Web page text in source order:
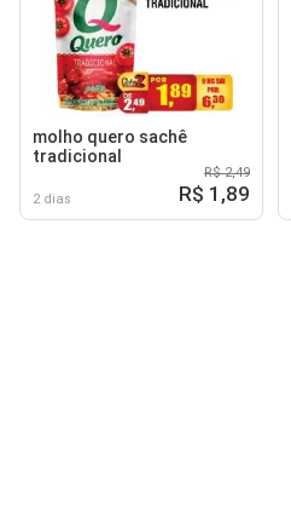
molho quero sachê
tradicional
2 dias
R$ 2,49
R$ 1,89